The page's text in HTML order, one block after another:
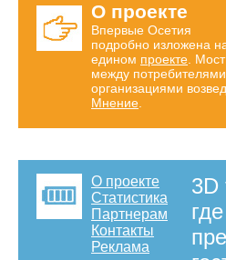
О проекте
Впервые Осетия
подробно изложена
едином проекте . Мост
между
организациями
Мнение
О проекте
Статистика
Партнерам
Контакты
Реклама
3D